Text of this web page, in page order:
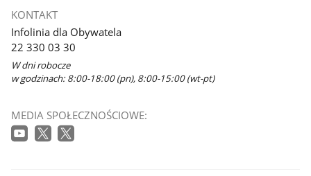
KONTAKT
Infolinia dla Obywatela
22 330 03 30
W dni robocze
w godzinach: 8:00-18:00 (pn), 8:00-15:00 (wt-pt)
MEDIA SPOŁECZNOŚCIOWE: